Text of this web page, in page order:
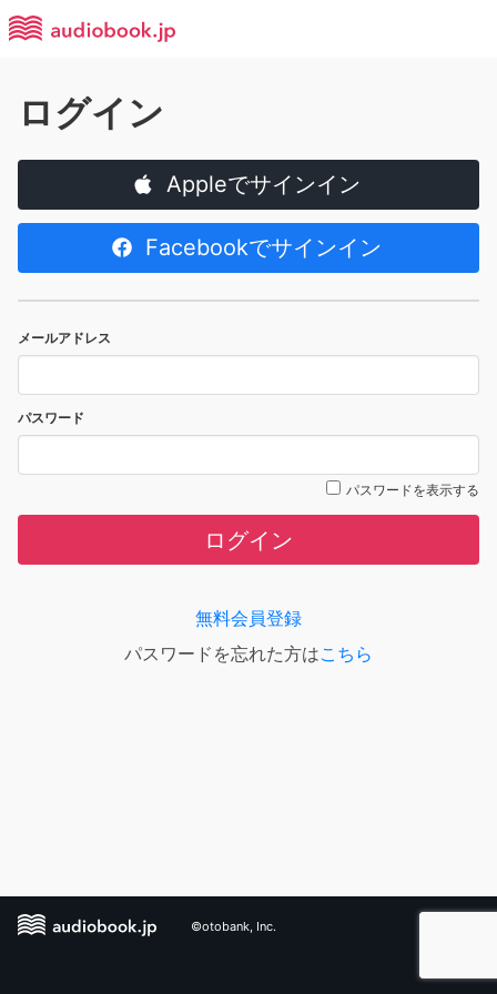
ログイン
Appleでサインイン
Facebookでサインイン
メールアドレス
パスワード
パスワードを表示する
ログイン
無料会員登録
パスワードを忘れた方はこちら
©otobank, Inc.